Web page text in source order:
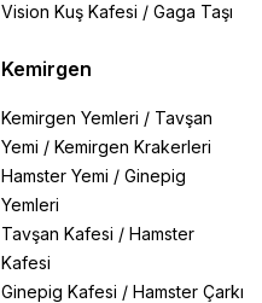
Vision Kuş Kafesi / Gaga Taşı
Kemirgen
Kemirgen Yemleri / Tavşan
Yemi / Kemirgen Krakerleri
Hamster Yemi / Ginepig
Yemleri
Tavşan Kafesi / Hamster
Kafesi
Ginepig Kafesi / Hamster Çarkı